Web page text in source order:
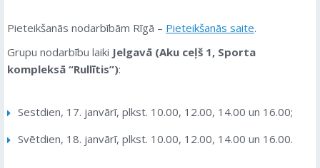
Pieteikšanās nodarbībām Rīgā – Pieteikšanās saite.
Grupu nodarbību laiki Jelgavā (Aku ceļš 1, Sporta
kompleksā “Rullītis”):
Sestdien, 17. janvārī, plkst. 10.00, 12.00, 14.00 un 16.00;
Svētdien, 18. janvārī, plkst. 10.00, 12.00, 14.00 un 16.00.